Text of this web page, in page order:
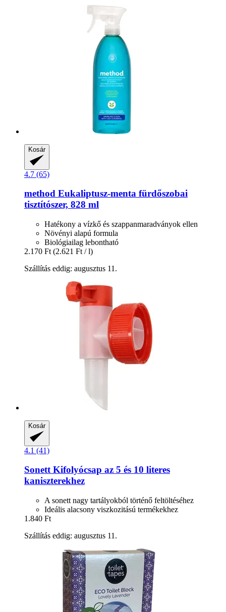
Kosár
4.7 (65)
method Eukaliptusz-​menta fürdőszobai
tisztítószer, 828 ml
Hatékony a vízkő és szappanmaradványok ellen
Növényi alapú formula
Biológiailag lebontható
2.170 Ft (2.621 Ft / l)
Szállítás eddig: augusztus 11.
Kosár
4.1 (41)
SonettKifolyócsap az 5 és 10 literes
kaniszterekhez
A sonett nagy tartályokból történő feltöltéséhez
Ideális alacsony viszkozitású termékekhez
1.840 Ft
Szállítás eddig: augusztus 11.